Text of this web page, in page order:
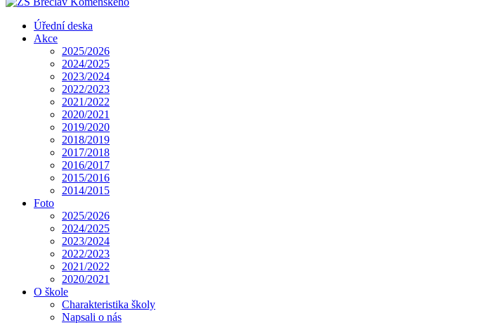
Úřední deska
Akce
2025/2026
2024/2025
2023/2024
2022/2023
2021/2022
2020/2021
2019/2020
2018/2019
2017/2018
2016/2017
2015/2016
2014/2015
Foto
2025/2026
2024/2025
2023/2024
2022/2023
2021/2022
2020/2021
O škole
Charakteristika školy
Napsali o nás